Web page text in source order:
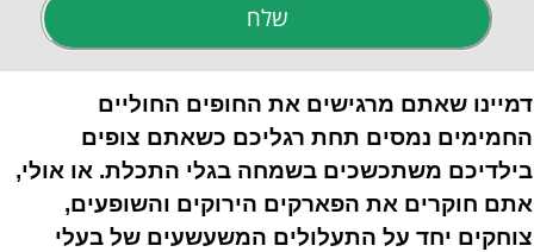
שלח
דמיינו שאתם מרגישים את החופים החוליים
החמימים נמסים תחת רגליכם כשאתם צופים
בילדיכם משתכשכים בשמחה בגלי התכלת. או אולי,
אתם חוקרים את הפארקים הירוקים והשופעים,
צוחקים יחד על התעלולים המשעשעים של בעלי